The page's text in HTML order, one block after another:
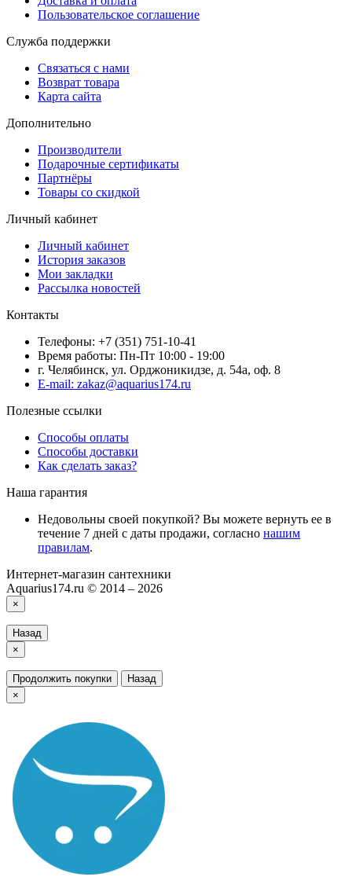
Пользовательское соглашение
Служба поддержки
Связаться с нами
Возврат товара
Карта сайта
Дополнительно
Производители
Подарочные сертификаты
Партнёры
Товары со скидкой
Личный кабинет
Личный кабинет
История заказов
Мои закладки
Рассылка новостей
Контакты
Телефоны: +7 (351) 751-10-41
Время работы: Пн-Пт 10:00 - 19:00
г. Челябинск, ул. Орджоникидзе, д. 54а, оф. 8
E-mail: zakaz@aquarius174.ru
Полезные ссылки
Способы оплаты
Способы доставки
Как сделать заказ?
Наша гарантия
Недовольны своей покупкой? Вы можете вернуть ее в
течение 7 дней с даты продажи, согласно нашим
правилам.
Интернет-магазин сантехники
Aquarius174.ru © 2014 – 2026
×
Назад
×
Продолжить покупки
Назад
×